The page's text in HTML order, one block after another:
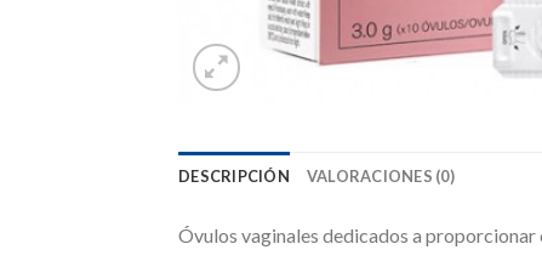
DESCRIPCIÓN VALORACIONES (0)
Óvulos vaginales dedicados a